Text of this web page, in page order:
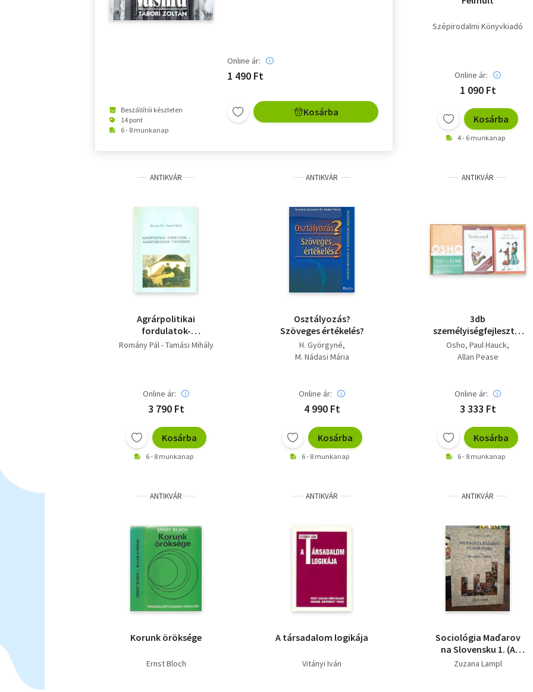
Beszállítói készleten
14 pont
6 - 8 munkanap
Online ár:
1 490 Ft
Kosárba
Szépirodalmi Könyvkiadó
Online ár:
1 090 Ft
Kosárba
4 - 6 munkanap
ANTIKVÁR
Agrárpolitikai
fordulatok-
agrártársadalmi
Romány Pál - Tamási Mihály
Online ár:
3 790 Ft
Kosárba
6 - 8 munkanap
ANTIKVÁR
Osztályozás?
Szöveges értékelés?
H. Györgyné
M. Nádasi Mária
Online ár:
4 990 Ft
Kosárba
6 - 8 munkanap
ANTIKVÁR
3db
személyiségfejlesztő,
önismereti mű - Légy
jó önmagadhoz!,
gesztusokból, Test és
kiegyensúlyozása
Osho Paul Hauck
Allan Pease
Online ár:
3 333 Ft
Kosárba
6 - 8 munkanap
ANTIKVÁR
Korunk öröksége
Ernst Bloch
ANTIKVÁR
A társadalom logikája
Vitányi Iván
ANTIKVÁR
Sociológia Maďarov
na Slovensku 1. (A
szlovákiai magyarok
Zuzana Lampl